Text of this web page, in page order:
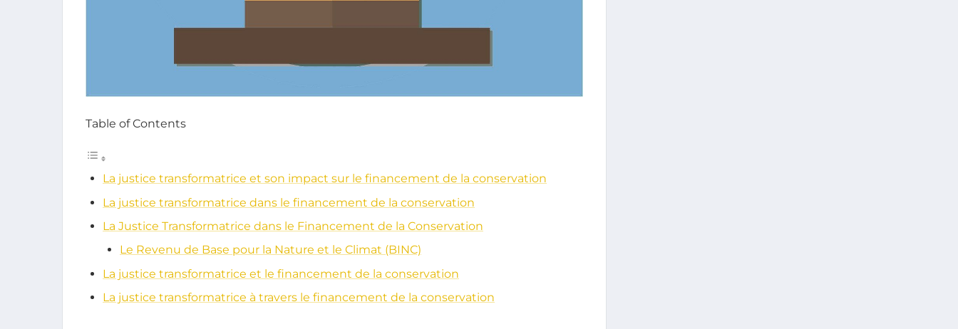
Table of Contents
La justice transformatrice et son impact sur le financement de la conservation
La justice transformatrice dans le financement de la conservation
La Justice Transformatrice dans le Financement de la Conservation
Le Revenu de Base pour la Nature et le Climat (BINC)
La justice transformatrice et le financement de la conservation
La justice transformatrice à travers le financement de la conservation